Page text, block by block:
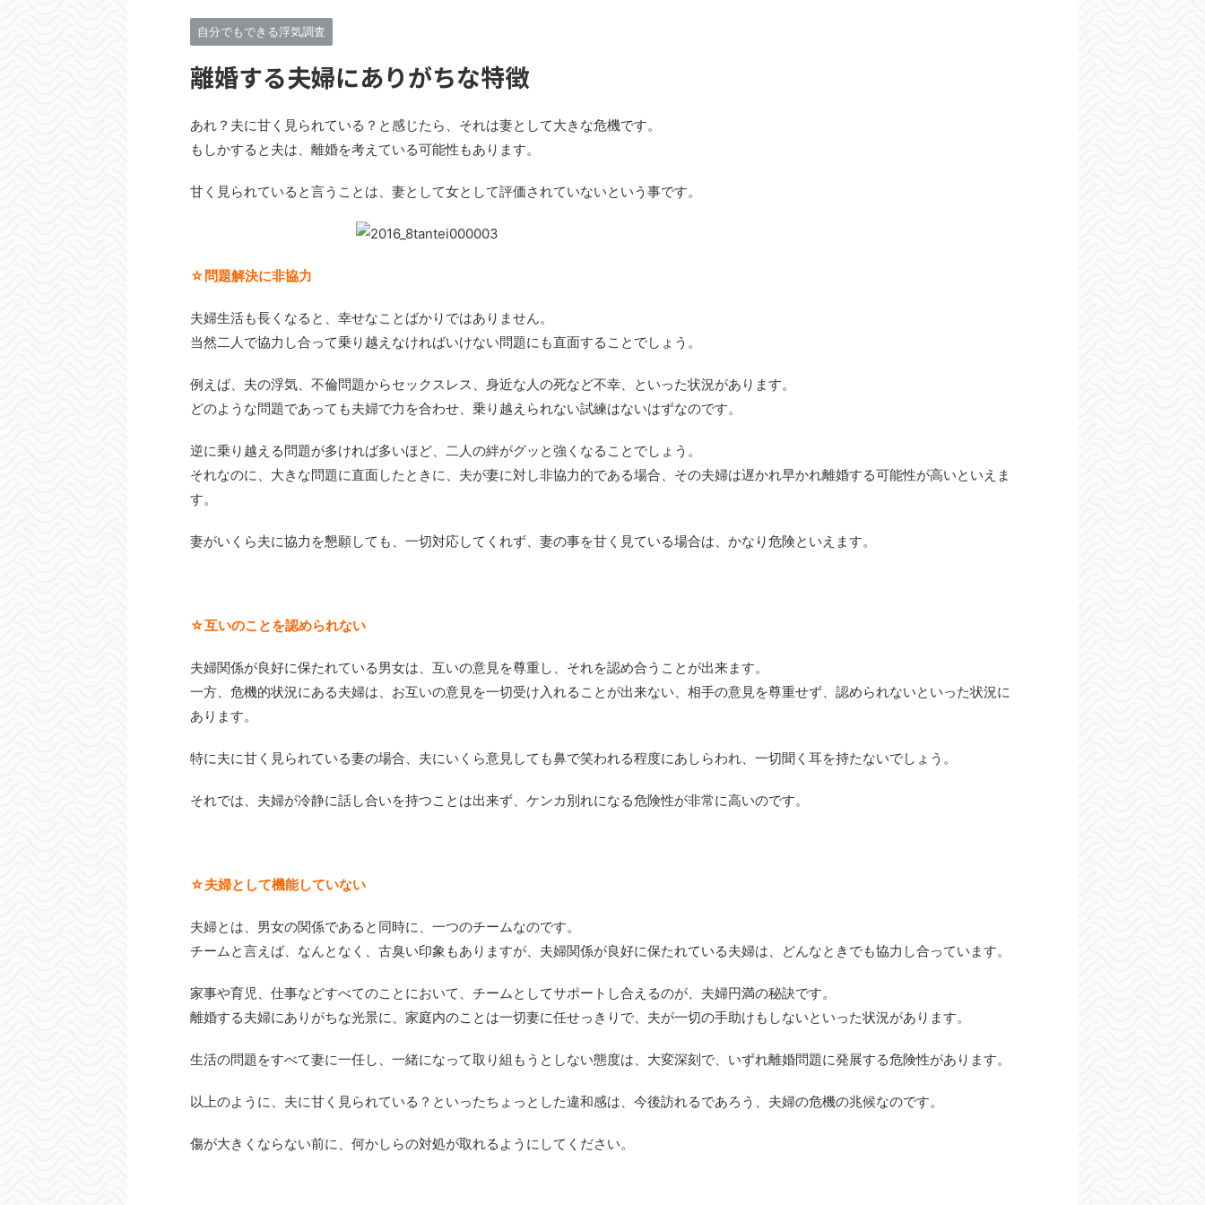
自分でもできる浮気調査
離婚する夫婦にありがちな特徴
あれ？夫に甘く見られている？と感じたら、それは妻として大きな危機です。
もしかすると夫は、離婚を考えている可能性もあります。
甘く見られていると言うことは、妻として女として評価されていないという事です。
☆問題解決に非協力
夫婦生活も長くなると、幸せなことばかりではありません。
当然二人で協力し合って乗り越えなければいけない問題にも直面することでしょう。
例えば、夫の浮気、不倫問題からセックスレス、身近な人の死など不幸、といった状況があります。
どのような問題であっても夫婦で力を合わせ、乗り越えられない試練はないはずなのです。
逆に乗り越える問題が多ければ多いほど、二人の絆がグッと強くなることでしょう。
それなのに、大きな問題に直面したときに、夫が妻に対し非協力的である場合、その夫婦は遅かれ早かれ離婚する可能性が高いといえま
す。
妻がいくら夫に協力を懇願しても、一切対応してくれず、妻の事を甘く見ている場合は、かなり危険といえます。
☆互いのことを認められない
夫婦関係が良好に保たれている男女は、互いの意見を尊重し、それを認め合うことが出来ます。
一方、危機的状況にある夫婦は、お互いの意見を一切受け入れることが出来ない、相手の意見を尊重せず、認められないといった状況に
あります。
特に夫に甘く見られている妻の場合、夫にいくら意見しても鼻で笑われる程度にあしらわれ、一切聞く耳を持たないでしょう。
それでは、夫婦が冷静に話し合いを持つことは出来ず、ケンカ別れになる危険性が非常に高いのです。
☆夫婦として機能していない
夫婦とは、男女の関係であると同時に、一つのチームなのです。
チームと言えば、なんとなく、古臭い印象もありますが、夫婦関係が良好に保たれている夫婦は、どんなときでも協力し合っています。
家事や育児、仕事などすべてのことにおいて、チームとしてサポートし合えるのが、夫婦円満の秘訣です。
離婚する夫婦にありがちな光景に、家庭内のことは一切妻に任せっきりで、夫が一切の手助けもしないといった状況があります。
生活の問題をすべて妻に一任し、一緒になって取り組もうとしない態度は、大変深刻で、いずれ離婚問題に発展する危険性があります。
以上のように、夫に甘く見られている？といったちょっとした違和感は、今後訪れるであろう、夫婦の危機の兆候なのです。
傷が大きくならない前に、何かしらの対処が取れるようにしてください。